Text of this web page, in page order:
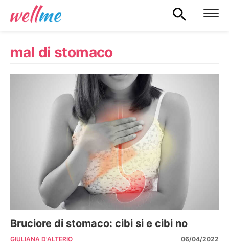
mal di stomaco
Bruciore di stomaco: cibi si e cibi no
GIULIANA D'ALTERIO 06/04/2022